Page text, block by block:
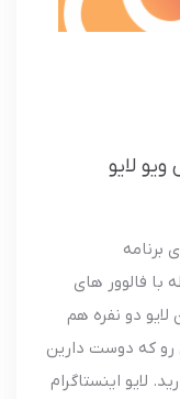
لایو
برنامه
با فالوور های
دو نفره هم
رو که دوست دارین
لایو اینستاگرام